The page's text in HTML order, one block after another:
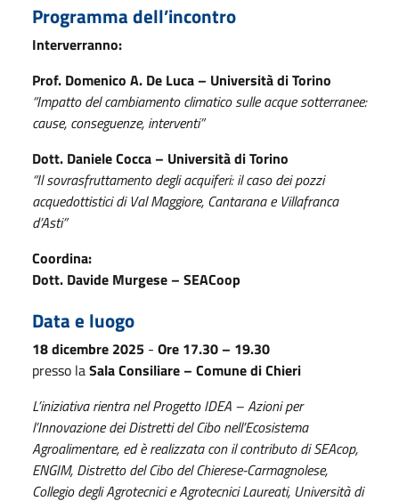
Programma dell’incontro
Interverranno:
Prof. Domenico A. De Luca – Università di Torino
“Impatto del cambiamento climatico sulle acque sotterranee:
cause, conseguenze, interventi”
Dott. Daniele Cocca – Università di Torino
“Il sovrasfruttamento degli acquiferi: il caso dei pozzi
acquedottistici di Val Maggiore, Cantarana e Villafranca
d’Asti”
Coordina:
Dott. Davide Murgese – SEACoop
Data e luogo
18 dicembre 2025 - Ore 17.30 – 19.30
presso laSala Consiliare – Comune di Chieri
L’iniziativa rientra nel Progetto IDEA – Azioni per
l’Innovazione dei Distretti del Cibo nell’Ecosistema
Agroalimentare, ed è realizzata con il contributo di SEAcop,
ENGIM, Distretto del Cibo del Chierese-Carmagnolese,
Collegio degli Agrotecnici e Agrotecnici Laureati, Università di